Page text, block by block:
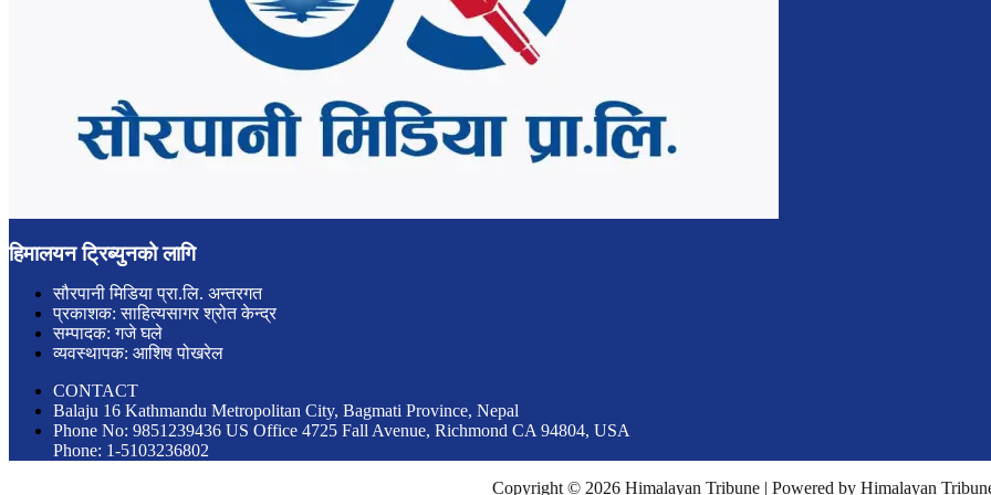
हिमालयन ट्रिब्युनको लागि
सौरपानी मिडिया प्रा.लि. अन्तरगत
प्रकाशक: साहित्यसागर श्रोत केन्द्र
सम्पादक: गजे घले
व्यवस्थापक: आशिष पोखरेल
CONTACT
Balaju 16 Kathmandu Metropolitan City, Bagmati Province, Nepal
Phone No: 9851239436 US Office 4725 Fall Avenue, Richmond CA 94804, USA
Phone: 1-5103236802
Copyright © 2026 Himalayan Tribune | Powered by Himalayan